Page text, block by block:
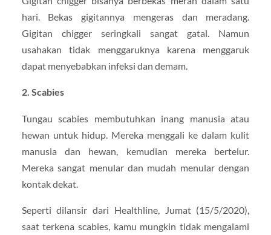
hari. Bekas gigitannya mengeras dan meradang.
Gigitan chigger seringkali sangat gatal. Namun
usahakan tidak menggaruknya karena menggaruk
dapat menyebabkan infeksi dan demam.
2. Scabies
Tungau scabies membutuhkan inang manusia atau
hewan untuk hidup. Mereka menggali ke dalam kulit
manusia dan hewan, kemudian mereka bertelur.
Mereka sangat menular dan mudah menular dengan
kontak dekat.
Seperti dilansir dari Healthline, Jumat (15/5/2020),
saat terkena scabies, kamu mungkin tidak mengalami